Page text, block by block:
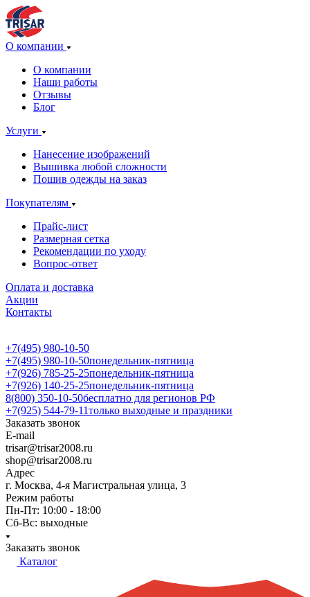
О компании
О компании
Наши работы
Отзывы
Блог
Услуги
Нанесение изображений
Вышивка любой сложности
Пошив одежды на заказ
Покупателям
Прайс-лист
Размерная сетка
Рекомендации по уходу
Вопрос-ответ
Оплата и доставка
Акции
Контакты
+7(495) 980-10-50
+7(495) 980-10-50понедельник-пятница
+7(926) 785-25-25понедельник-пятница
+7(926) 140-25-25понедельник-пятница
8(800) 350-10-50бесплатно для регионов РФ
+7(925) 544-79-11только выходные и праздники
Заказать звонок
E-mail
trisar@trisar2008.ru
shop@trisar2008.ru
Адрес
г. Москва, 4-я Магистральная улица, 3
Режим работы
Пн-Пт: 10:00 - 18:00
Сб-Вс: выходные
Заказать звонок
Каталог